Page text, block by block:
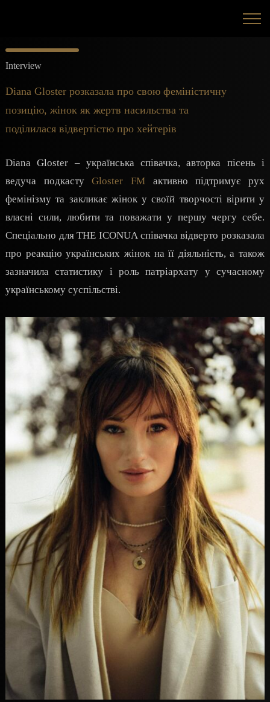
Interview
Diana Gloster розказала про свою феміністичну
позицію, жінок як жертв насильства та
поділилася відвертістю про хейтерів
Diana Gloster – українська співачка, авторка пісень і
ведуча подкастуGloster FM активно підтримує рух
фемінізму та закликає жінок у своїй творчості вірити у
власні сили, любити та поважати у першу чергу себе.
Спеціально для THE ICONUA співачка відверто розказала
про реакцію українських жінок на її діяльність, а також
зазначила статистику і роль патріархату у сучасному
українському суспільстві.